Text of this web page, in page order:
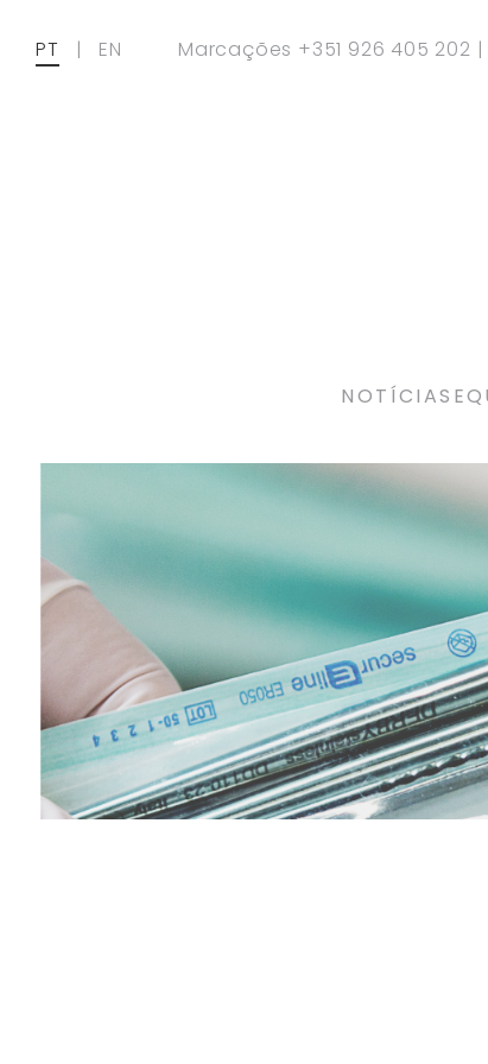
PT | EN Marcações +351 926 405 202 |
NOTÍCIAS